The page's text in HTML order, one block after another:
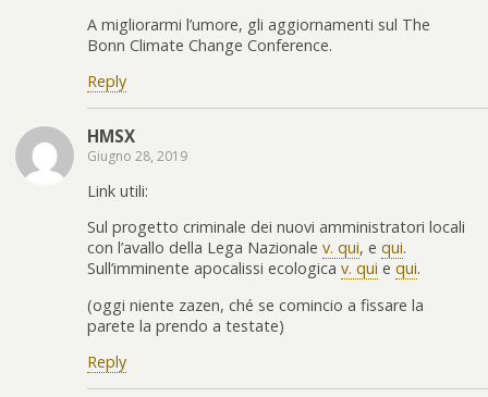
A migliorarmi l’umore, gli aggiornamenti sul The
Bonn Climate Change Conference.
Reply
HMSX
Giugno 28, 2019
Link utili:
Sul progetto criminale dei nuovi amministratori locali
con l’avallo della Lega Nazionale v. qui, e qui.
Sull’imminente apocalissi ecologica v. qui e qui.
(oggi niente zazen, ché se comincio a fissare la
parete la prendo a testate)
Reply